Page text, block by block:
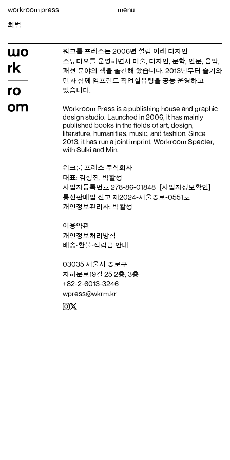
content
workroom press menu
최범
워크룸 프레스는 2006년 설립 이래 디자인
스튜디오를 운영하면서 미술, 디자인, 문학, 인문, 음악,
패션 분야의 책을 출간해 왔습니다. 2013년부터 슬기와
민과 함께 임프린트 작업실유령을 공동 운영하고
있습니다.
Workroom Press is a publishing house and graphic
design studio. Launched in 2006, it has mainly
published books in the fields of art, design,
literature, humanities, music, and fashion. Since
2013, it has run a joint imprint, Workroom Specter,
with Sulki and Min.
워크룸 프레스 주식회사
대표: 김형진, 박활성
사업자등록번호 278-86-01848
[사업자정보확인]
통신판매업 신고 제2024-서울종로-0551호
개인정보관리자: 박활성
이용약관
개인정보처리방침
배송‧환불‧적립금 안내
03035 서울시 종로구
자하문로19길 25 2층, 3층
+82-2-6013-3246
wpress@wkrm.kr